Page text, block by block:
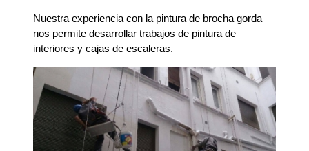
Nuestra experiencia con la pintura de brocha gorda
nos permite desarrollar trabajos de pintura de
interiores y cajas de escaleras.